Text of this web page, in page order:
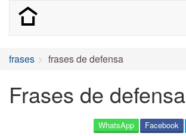
frases frases de defensa
Frases de defensa
Facebook
WhatsApp